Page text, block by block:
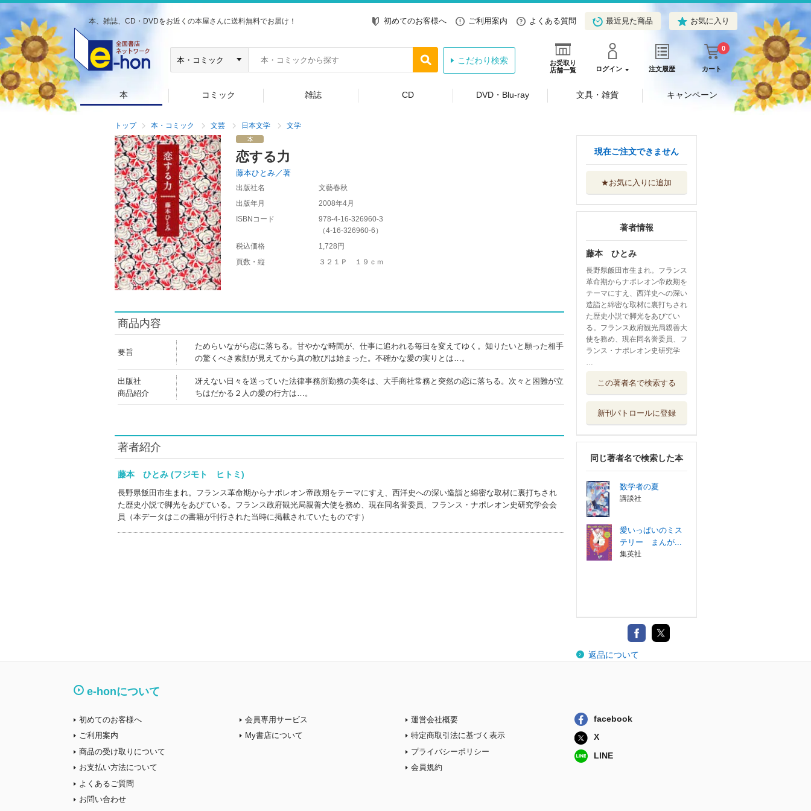
本、雑誌、CD・DVDをお近くの本屋さんに送料無料でお届け！ 初めてのお客様へ ご利用案内 よくある質問 最近見た商品 お気に入り
お受取り
店舗一覧
ログイン 注文履歴 カート
0
こだわり検索
本 コミック 雑誌 CD DVD・Blu-ray 文具・雑貨 キャンペーン
トップ 本・コミック 文芸 日本文学 文学
恋する力
藤本ひとみ／著
出版社名
文藝春秋
出版年月
2008年4月
ISBNコード
978-4-16-326960-3
（4-16-326960-6 ）
税込価格
1,728円
頁数・縦
３２１Ｐ １９ｃｍ
商品内容
要旨
ためらいながら恋に落ちる。甘やかな時間が、仕事に追われる毎日を変えてゆく。知りたいと願った相手
の驚くべき素顔が見えてから真の歓びは始まった。不確かな愛の実りとは…。
出版社
商品紹介
冴えない日々を送っていた法律事務所勤務の美冬は、大手商社常務と突然の恋に落ちる。次々と困難が立
ちはだかる２人の愛の行方は…。
著者紹介
藤本 ひとみ (フジモト ヒトミ)
長野県飯田市生まれ。フランス革命期からナポレオン帝政期をテーマにすえ、西洋史への深い造詣と綿密な取材に裏打ちされ
た歴史小説で脚光をあびている。フランス政府観光局親善大使を務め、現在同名誉委員、フランス・ナポレオン史研究学会会
員（本データはこの書籍が刊行された当時に掲載されていたものです）
現在ご注文できません
★お気に入りに追加
著者情報
藤本 ひとみ
長野県飯田市生まれ。フランス
革命期からナポレオン帝政期を
テーマにすえ、西洋史への深い
造詣と綿密な取材に裏打ちされ
た歴史小説で脚光をあびてい
る。フランス政府観光局親善大
使を務め、現在同名誉委員、フ
ランス・ナポレオン史研究学
…
この著者名で検索する
新刊パトロールに登録
同じ著者名で検索した本
数学者の夏
講談社
愛いっぱいのミス
テリー まんが...
集英社
返品について
e-honについて
初めてのお客様へ
ご利用案内
商品の受け取りについて
お支払い方法について
よくあるご質問
お問い合わせ
会員専用サービス
My書店について
運営会社概要
特定商取引法に基づく表示
プライバシーポリシー
会員規約
facebook
X
LINE